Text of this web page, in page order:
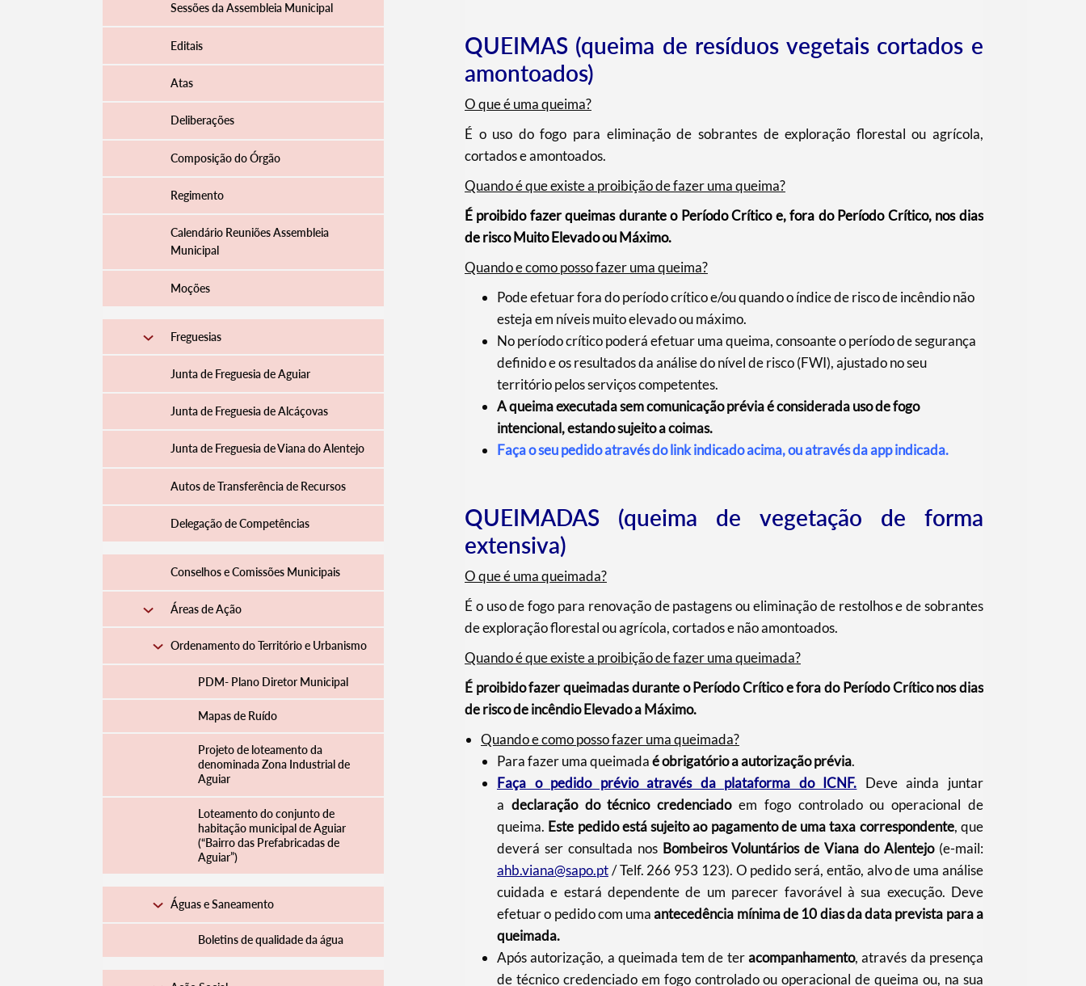
Sessões da Assembleia Municipal
Editais
Atas
Deliberações
Composição do Órgão
Regimento
Calendário Reuniões Assembleia
Municipal
Moções
Freguesias
Junta de Freguesia de Aguiar
Junta de Freguesia de Alcáçovas
Junta de Freguesia de Viana do Alentejo
Autos de Transferência de Recursos
Delegação de Competências
Conselhos e Comissões Municipais
Áreas de Ação
Ordenamento do Território e Urbanismo
PDM- Plano Diretor Municipal
Mapas de Ruído
Projeto de loteamento da
denominada Zona Industrial de
Aguiar
Loteamento do conjunto de
habitação municipal de Aguiar
(“Bairro das Prefabricadas de
Aguiar”)
Águas e Saneamento
Boletins de qualidade da água
QUEIMAS (queima de resíduos vegetais cortados e
amontoados)
O que é uma queima?
É o uso do fogo para eliminação de sobrantes de exploração florestal ou agrícola,
cortados e amontoados.
Quando é que existe a proibição defazer uma queima?
É proibido fazer queimas durante o Período Crítico e, fora do Período Crítico, nos dias
de risco Muito Elevado ou Máximo.
Quando e como posso fazer uma queima?
Pode efetuar fora do período crítico e/ou quando o índice de risco de incêndio não
esteja em níveis muito elevado ou máximo.
No período crítico poderá efetuar uma queima, consoante o período de segurança
definido e os resultados da análise do nível de risco (FWI), ajustado no seu
território pelos serviços competentes.
A queima executada sem comunicação prévia é considerada uso de fogo
intencional, estando sujeito a coimas.
Faça o seu pedido através do link indicado acima, ou através da app indicada.
QUEIMADAS (queima de vegetação de forma
extensiva)
O que é uma queimada?
É o uso de fogo para renovação de pastagens ou eliminação de restolhos e de sobrantes
de exploração florestal ou agrícola, cortados e não amontoados.
Quando é que existe a proibição de fazer uma queimada?
É proibido fazer queimadas durante o Período Crítico e fora do Período Crítico nos dias
de risco de incêndio Elevado a Máximo.
Quando e como posso fazer uma queimada?
Para fazer uma queimadaé obrigatório a autorização prévia.
Faça o pedido prévio através da plataforma do ICNF. Deve ainda juntar
a declaração do técnico credenciado em fogo controlado ou operacional de
queima. Este pedido está sujeito ao pagamento de uma taxa correspondente, que
deverá ser consultada nos Bombeiros Voluntários de Viana do Alentejo(e-mail:
ahb.viana@sapo.pt/ Telf. 266 953 123). O pedido será, então, alvo de uma análise
cuidada e estará dependente de um parecer favorável à sua execução. Deve
efetuar o pedido com umaantecedência mínima de 10 dias da data prevista para a
queimada.
Após autorização, a queimada tem de teracompanhamento, através da presença
de técnico credenciado em fogo controlado ou operacional de queima ou, na sua